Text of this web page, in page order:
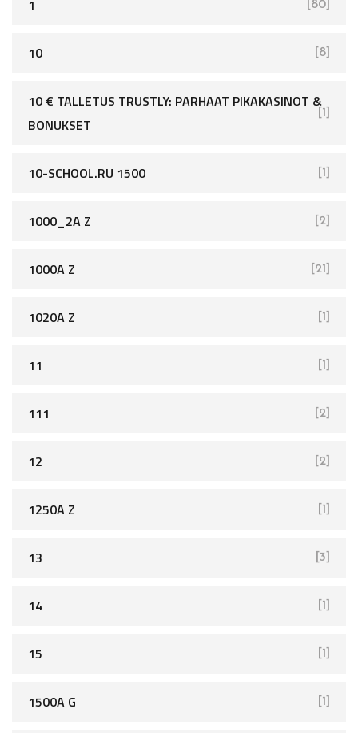
1 [80]
10 [8]
10 € TALLETUS TRUSTLY: PARHAAT PIKAKASINOT &
BONUKSET
[1]
10-SCHOOL.RU 1500 [1]
1000_2A Z [2]
1000A Z [21]
1020A Z [1]
11 [1]
111 [2]
12 [2]
1250A Z [1]
13 [3]
14 [1]
15 [1]
1500A G [1]